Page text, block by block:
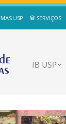
USP SERVIÇOS
IB USP